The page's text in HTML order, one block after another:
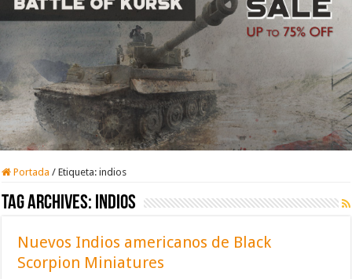
Portada / Etiqueta:indios
Tag Archives: indios
Nuevos Indios americanos de Black
Scorpion Miniatures